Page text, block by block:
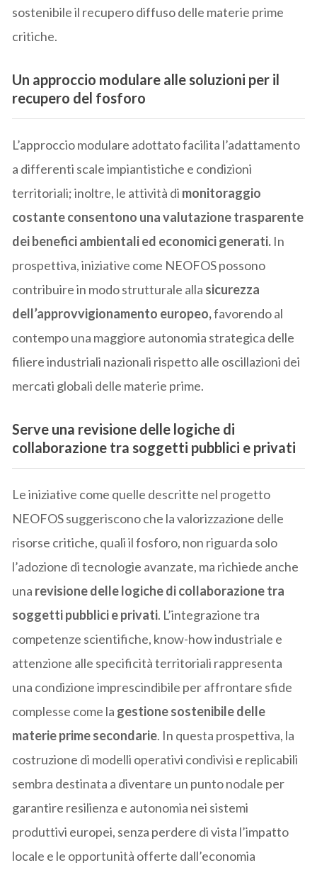
sostenibile il recupero diffuso delle materie prime
critiche.
Un approccio modulare alle soluzioni per il
recupero del fosforo
L’approccio modulare adottato facilita l’adattamento
a differenti scale impiantistiche e condizioni
territoriali; inoltre, le attività di monitoraggio
costante consentono una valutazione trasparente
dei benefici ambientali ed economici generati. In
prospettiva, iniziative come NEOFOS possono
contribuire in modo strutturale alla sicurezza
dell’approvvigionamento europeo,favorendo al
contempo una maggiore autonomia strategica delle
filiere industriali nazionali rispetto alle oscillazioni dei
mercati globali delle materie prime.
Serve una revisione delle logiche di
collaborazione tra soggetti pubblici e privati
Le iniziative come quelle descritte nel progetto
NEOFOS suggeriscono che la valorizzazione delle
risorse critiche, quali il fosforo, non riguarda solo
l’adozione di tecnologie avanzate, ma richiede anche
una revisione delle logiche di collaborazione tra
soggetti pubblici e privati. L’integrazione tra
competenze scientifiche, know-how industriale e
attenzione alle specificità territoriali rappresenta
una condizione imprescindibile per affrontare sfide
complesse come la gestione sostenibile delle
materie prime secondarie. In questa prospettiva, la
costruzione di modelli operativi condivisi e replicabili
sembra destinata a diventare un punto nodale per
garantire resilienza e autonomia nei sistemi
produttivi europei, senza perdere di vista l’impatto
locale e le opportunità offerte dall’economia